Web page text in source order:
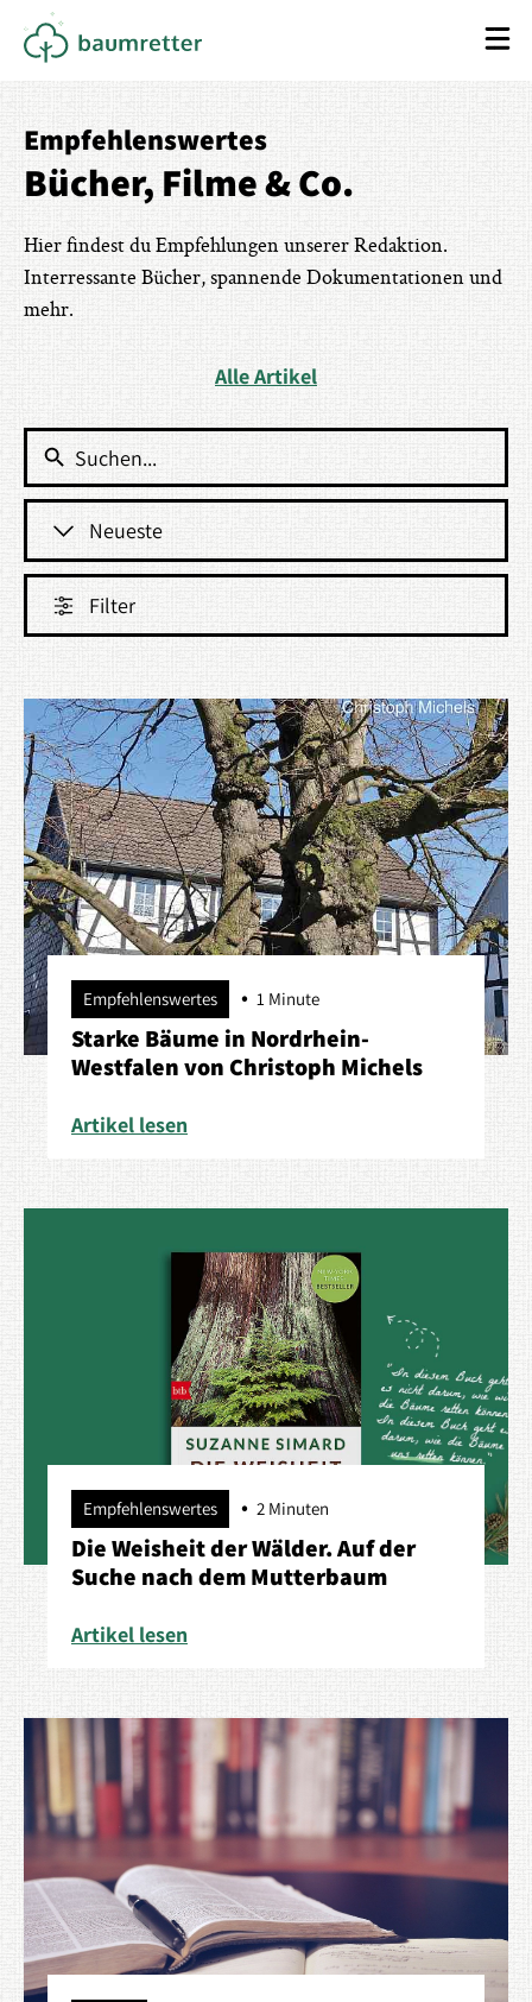
Empfehlenswertes
Bücher, Filme & Co.
Hier findest du Empfehlungen unserer Redaktion.
Interressante Bücher, spannende Dokumentationen und
mehr.
Alle Artikel
Search
for:
Search Button
Neueste
Filter
Empfehlenswertes 1 Minute
Starke Bäume in Nordrhein-
Westfalen von Christoph Michels
Artikel lesen
Empfehlenswertes 2 Minuten
Die Weisheit der Wälder. Auf der
Suche nach dem Mutterbaum
Artikel lesen